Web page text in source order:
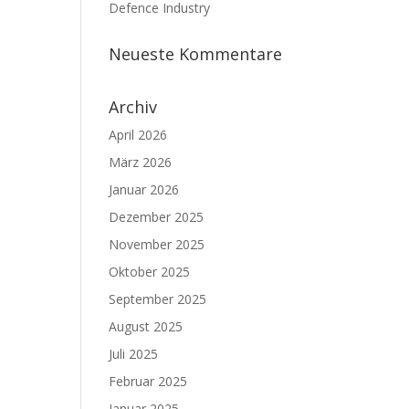
Defence Industry
Neueste Kommentare
Archiv
April 2026
März 2026
Januar 2026
Dezember 2025
November 2025
Oktober 2025
September 2025
August 2025
Juli 2025
Februar 2025